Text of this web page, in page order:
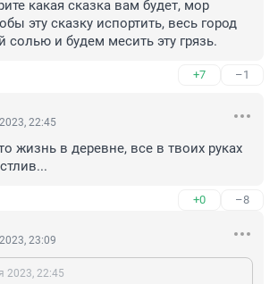
какая сказка вам будет, мор
эту сказку испортить, весь город
солью и будем месить эту грязь.
+7 –1
22:45
жизнь в деревне, все в твоих руках
+0 –8
23:09
2023, 22:45